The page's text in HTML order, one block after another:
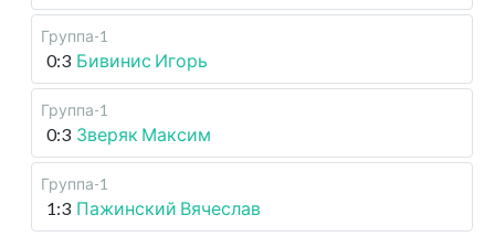
Группа-1
0:3 Бивинис Игорь
Группа-1
0:3 Зверяк Максим
Группа-1
1:3 Пажинский Вячеслав